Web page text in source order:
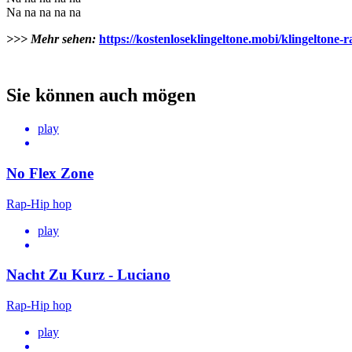
Na na na na na
>>> Mehr sehen: https://kostenloseklingeltone.mobi/klingeltone-
Sie können auch mögen
play
No Flex Zone
Rap-Hip hop
play
Nacht Zu Kurz - Luciano
Rap-Hip hop
play